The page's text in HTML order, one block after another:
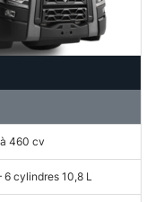
460 cv
6 cylindres 10,8 L